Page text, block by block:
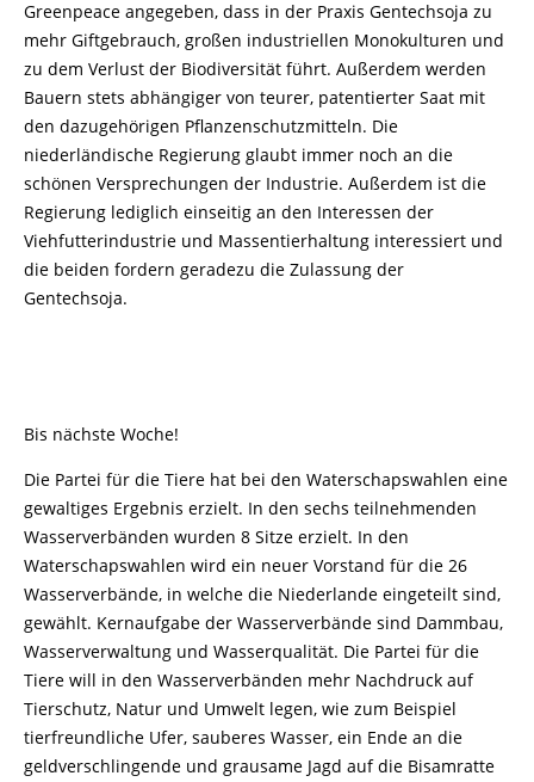
Greenpeace angegeben, dass in der Praxis Gentechsoja zu
mehr Giftgebrauch, großen industriellen Monokulturen und
zu dem Verlust der Biodiversität führt. Außerdem werden
Bauern stets abhängiger von teurer, patentierter Saat mit
den dazugehörigen Pflanzenschutzmitteln. Die
niederländische Regierung glaubt immer noch an die
schönen Versprechungen der Industrie. Außerdem ist die
Regierung lediglich einseitig an den Interessen der
Viehfutterindustrie und Massentierhaltung interessiert und
die beiden fordern geradezu die Zulassung der
Gentechsoja.
Bis nächste Woche!
Die Partei für die Tiere hat bei den Waterschapswahlen eine
gewaltiges Ergebnis erzielt. In den sechs teilnehmenden
Wasserverbänden wurden 8 Sitze erzielt. In den
Waterschapswahlen wird ein neuer Vorstand für die 26
Wasserverbände, in welche die Niederlande eingeteilt sind,
gewählt. Kernaufgabe der Wasserverbände sind Dammbau,
Wasserverwaltung und Wasserqualität. Die Partei für die
Tiere will in den Wasserverbänden mehr Nachdruck auf
Tierschutz, Natur und Umwelt legen, wie zum Beispiel
tierfreundliche Ufer, sauberes Wasser, ein Ende an die
geldverschlingende und grausame Jagd auf die Bisamratte